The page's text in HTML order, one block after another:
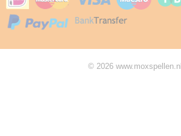
© 2026 www.moxspellen.nl